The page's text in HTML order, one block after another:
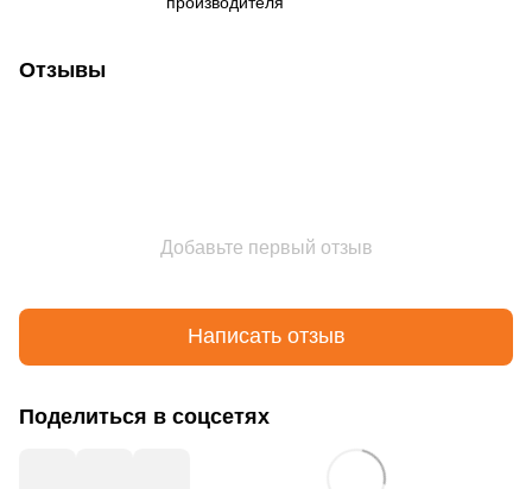
Отзывы
Добавьте первый отзыв
Написать отзыв
Поделиться в соцсетях